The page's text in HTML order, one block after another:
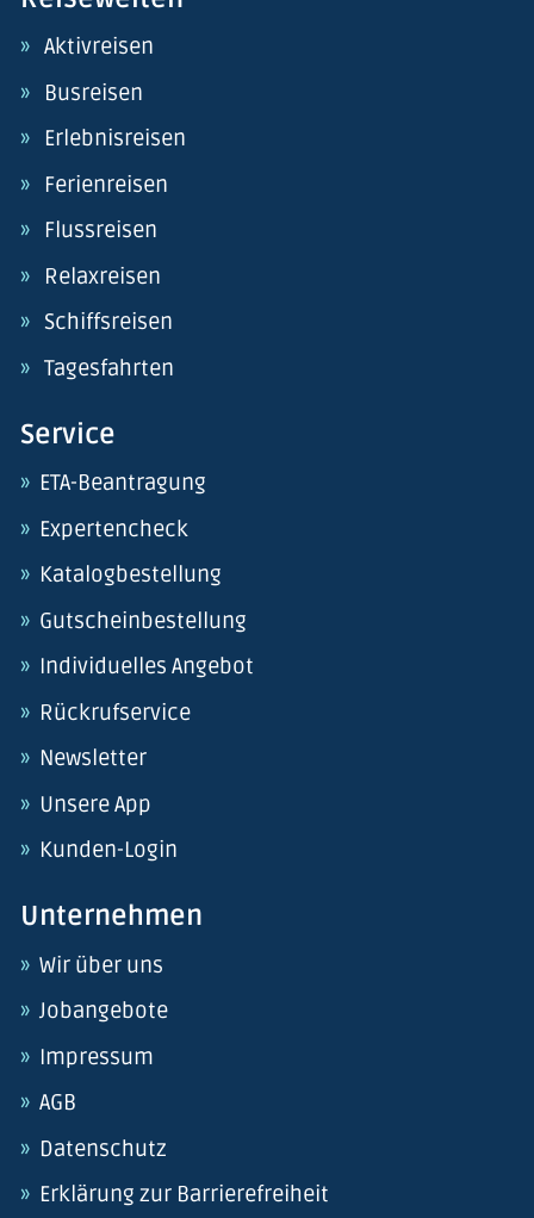
Aktivreisen
Busreisen
Erlebnisreisen
Ferienreisen
Flussreisen
Relaxreisen
Schiffsreisen
Tagesfahrten
Service
ETA-Beantragung
Expertencheck
Katalogbestellung
Gutscheinbestellung
Individuelles Angebot
Rückrufservice
Newsletter
Unsere App
Kunden-Login
Unternehmen
Wir über uns
Jobangebote
Impressum
AGB
Datenschutz
Erklärung zur Barrierefreiheit